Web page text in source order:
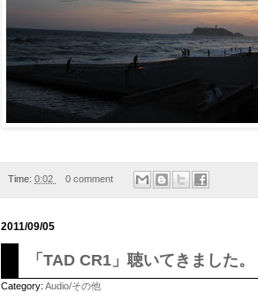
Time: 0:02 0 comment
2011/09/05
「TAD CR1」聴いてきました。
Category: Audio/その他